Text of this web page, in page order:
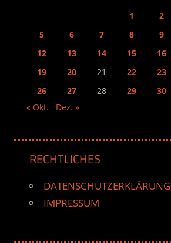
1
2
5
6 7 8 9
12
13 14 15 16
19
20 21 22 23
26
27 28 29
30
« Okt.
Dez. »
RECHTLICHES
DATENSCHUTZERKLÄRUNG
IMPRESSUM